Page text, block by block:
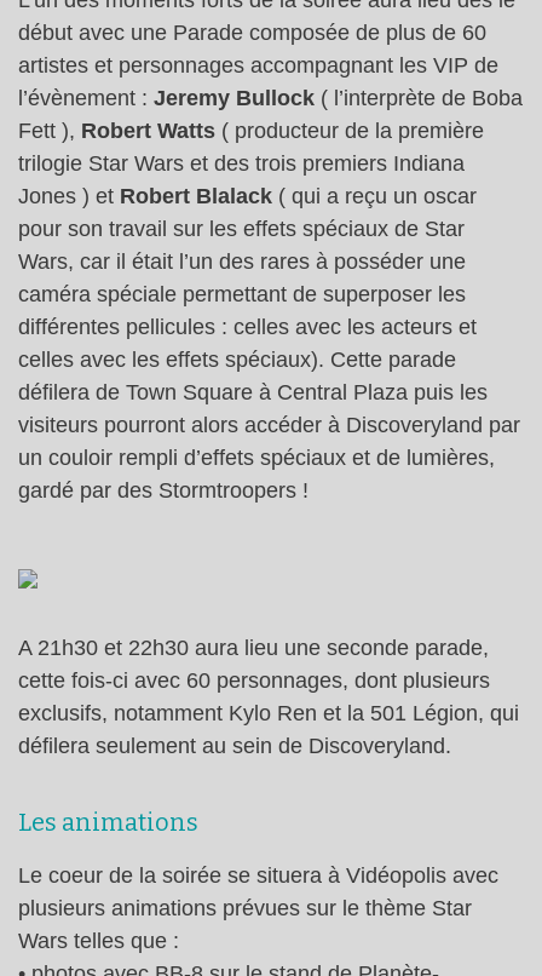
début avec une Parade composée de plus de 60
artistes et personnages accompagnant les VIP de
l’évènement : Jeremy Bullock ( l’interprète de Boba
Fett ), Robert Watts ( producteur de la première
trilogie Star Wars et des trois premiers Indiana
Jones ) et Robert Blalack ( qui a reçu un oscar
pour son travail sur les effets spéciaux de Star
Wars, car il était l’un des rares à posséder une
caméra spéciale permettant de superposer les
différentes pellicules : celles avec les acteurs et
celles avec les effets spéciaux). Cette parade
défilera de Town Square à Central Plaza puis les
visiteurs pourront alors accéder à Discoveryland par
un couloir rempli d’effets spéciaux et de lumières,
gardé par des Stormtroopers !
A 21h30 et 22h30 aura lieu une seconde parade,
cette fois-ci avec 60 personnages, dont plusieurs
exclusifs, notamment Kylo Ren et la 501 Légion, qui
défilera seulement au sein de Discoveryland.
Les animations
Le coeur de la soirée se situera à Vidéopolis avec
plusieurs animations prévues sur le thème Star
Wars telles que :